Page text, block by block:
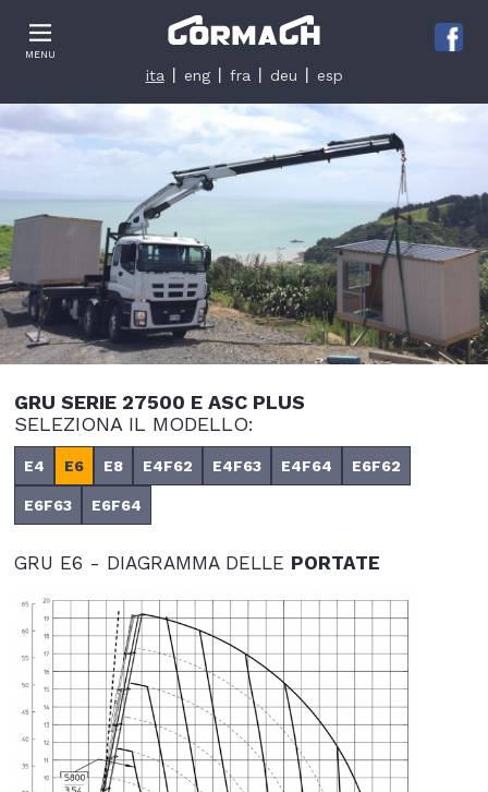
MENU
ita eng fra deu esp
GRU SERIE 27500 E ASC PLUS
SELEZIONA IL MODELLO:
E4 E6 E8 E4F62 E4F63 E4F64 E6F62
E6F63 E6F64
GRU E6 - DIAGRAMMA DELLE PORTATE
Informativa sulla raccolta
Le tue preferenze relative alla privacy